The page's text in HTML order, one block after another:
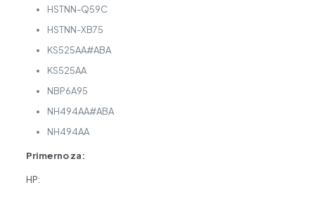
HSTNN-Q59C
HSTNN-XB75
KS525AA#ABA
KS525AA
NBP6A95
NH494AA#ABA
NH494AA
Primerno za:
HP: